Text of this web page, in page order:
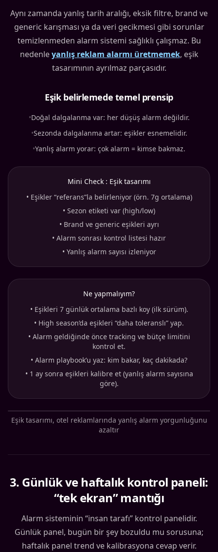
Aynı zamanda yanlış tarih aralığı, eksik filtre, brand ve
generic karışması ya da veri gecikmesi gibi sorunlar
temizlenmeden alarm sistemi sağlıklı çalışmaz. Bu
nedenleyanlış reklam alarmı üretmemek, eşik
tasarımının ayrılmaz parçasıdır.
Eşik belirlemede temel prensip
•Doğal dalgalanma var: her düşüş alarm değildir.
•Sezonda dalgalanma artar: eşikler esnemelidir.
•Yanlış alarm yorar: çok alarm = kimse bakmaz.
Mini Check : Eşik tasarımı
• Eşikler “referans”la belirleniyor (örn. 7g ortalama)
• Sezon etiketi var (high/low)
• Brand ve generic eşikleri ayrı
• Alarm sonrası kontrol listesi hazır
• Yanlış alarm sayısı izleniyor
Ne yapmalıyım?
• Eşikleri 7 günlük ortalama bazlı koy (ilk sürüm).
• High season’da eşikleri “daha toleranslı” yap.
• Alarm geldiğinde önce tracking ve bütçe limitini
kontrol et.
• Alarm playbook’u yaz: kim bakar, kaç dakikada?
• 1 ay sonra eşikleri kalibre et (yanlış alarm sayısına
göre).
Eşik tasarımı, otel reklamlarında yanlış alarm yorgunluğunu
azaltır
3. Günlük ve haftalık kontrol paneli:
“tek ekran” mantığı
Alarm sisteminin “insan tarafı” kontrol panelidir.
Günlük panel, bugün bir şey bozuldu mu sorusuna;
haftalık panel trend ve kalibrasyona cevap verir.